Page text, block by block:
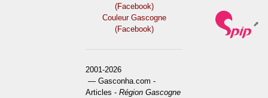
(Facebook)
Couleur Gascogne
(Facebook)
2001-2026
— Gasconha.com -
Articles -Région Gascogne